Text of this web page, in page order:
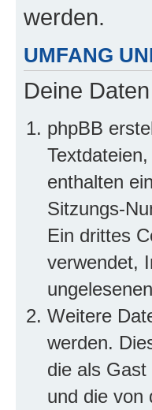
werden.
UMFANG
Deine
phpBB
enthalten
Sitzungs-
Ein drittes
verwendet,
Weitere
werden.
die als
und die von